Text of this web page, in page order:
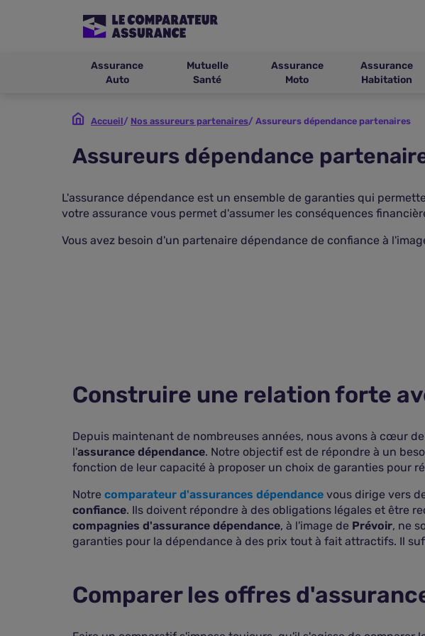
Assurance
Auto
Mutuelle
Santé
Assurance
Moto
Assurance
Habitation
Accueil Nos assureurs partenaires Assureurs dépendance partenaires
Assureurs dépendance
L'assurance dépendance est un ensemble de garanties qui
votre assurance vous permet d'assumer les conséquences
Vous avez besoin d'un partenaire dépendance de confiance à
Construire une relation forte
Depuis maintenant de nombreuses années, nous avons à cœur de
l'assurance dépendance. Notre objectif est de répondre à un
fonction de leur capacité à proposer un choix de garanties pour
Notre comparateur d'assurances dépendance vous dirige vers
confiance. Ils doivent répondre à des obligations légales et être
compagnies d'assurance dépendance, à l'image de Prévoir, ne
garanties pour la dépendance à des prix tout à fait attractifs. Il
Comparer les offres